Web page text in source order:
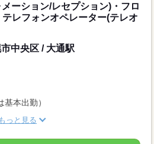
ーション/レセプション)・フロ
レフォンオペレーター(テレオ
中央区 / 大通駅
本出勤）
もっと見る